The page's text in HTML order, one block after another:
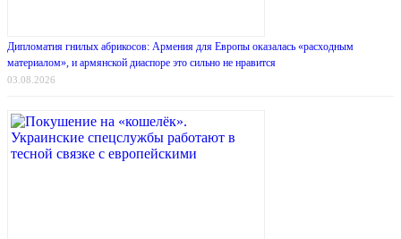
Дипломатия гнилых абрикосов: Армения для Европы оказалась «расходным
материалом», и армянской диаспоре это сильно не нравится
03.08.2026